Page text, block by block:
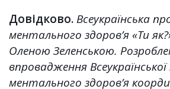
Довідково. Всеукраїнська
ментального здоров’я «Ти
Оленою Зеленською.
впровадження
ментального здоров’я